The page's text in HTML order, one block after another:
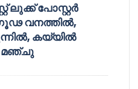
ലുക്ക് പോസ്റ്റർ
വനത്തിൽ,
കയ്യിൽ
മഞ്ചു